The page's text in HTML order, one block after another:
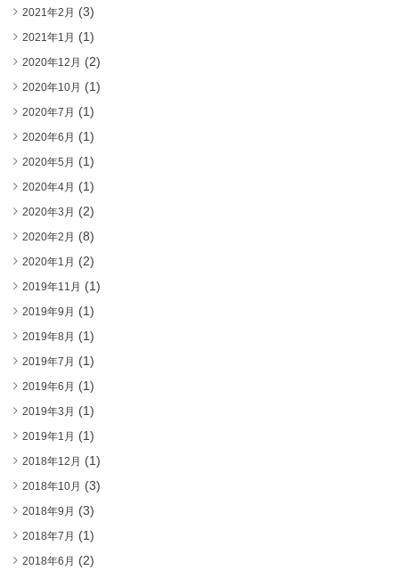
2021年2月 (3)
2021年1月 (1)
2020年12月 (2)
2020年10月 (1)
2020年7月 (1)
2020年6月 (1)
2020年5月 (1)
2020年4月 (1)
2020年3月 (2)
2020年2月 (8)
2020年1月 (2)
2019年11月 (1)
2019年9月 (1)
2019年8月 (1)
2019年7月 (1)
2019年6月 (1)
2019年3月 (1)
2019年1月 (1)
2018年12月 (1)
2018年10月 (3)
2018年9月 (3)
2018年7月 (1)
2018年6月 (2)